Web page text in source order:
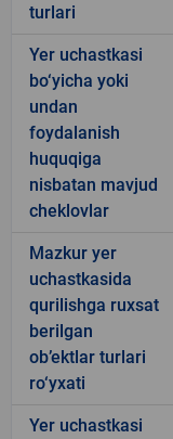
turlari
Yer uchastkasi
bo‘yicha yoki
undan
foydalanish
huquqiga
nisbatan mavjud
cheklovlar
Mazkur yer
uchastkasida
qurilishga ruxsat
berilgan
ob’ektlar turlari
ro‘yxati
Yer uchastkasi